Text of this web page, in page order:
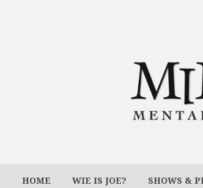
HOME WIE IS JOE? SHOWS &